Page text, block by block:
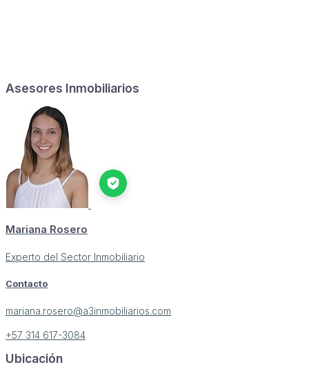
Asesores Inmobiliarios
Mariana Rosero
Experto del Sector Inmobiliario
Contacto
mariana.rosero@a3inmobiliarios.com
+57 314 617-3084
Ubicación